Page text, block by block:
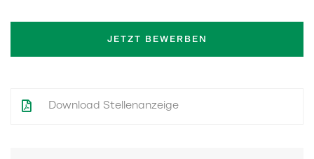
JETZT BEWERBEN
Download Stellenanzeige